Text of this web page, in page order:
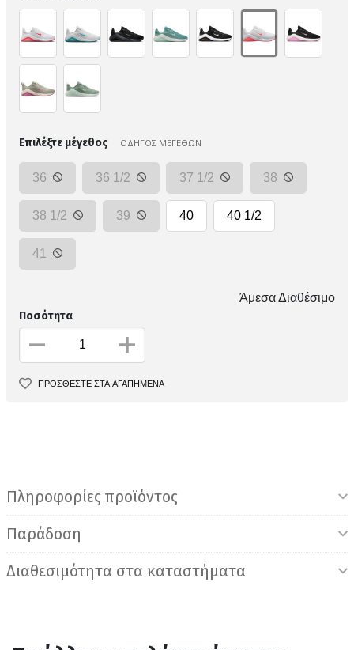
Επιλέξτε μέγεθος ΟΔΗΓΟΣ ΜΕΓΕΘΩΝ
36 36 1/2 37 1/2 38
38 1/2 39 40 40 1/2
41
Άμεσα Διαθέσιμο
Ποσότητα
ΠΡΟΣΘΕΣΤΕ ΣΤΑ ΑΓΑΠΗΜΕΝΑ
Πληροφορίες προϊόντος
Παράδοση
Διαθεσιμότητα στα καταστήματα